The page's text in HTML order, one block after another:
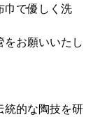
巾で優しく洗
お願いいたし
統的な陶技を研